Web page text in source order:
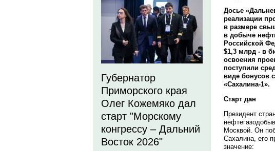
Губернатор
Приморского края
Олег Кожемяко дал
старт "Морскому
конгрессу – Дальний
Восток 2026"
Досье
реализации
в размере
в добыче
Российской
$1,3 млрд - в
освоения
поступили
виде бонусов
«Сахалина-1».
Старт дан
Президент
Москвой. Он
Сахалина, его
значение: